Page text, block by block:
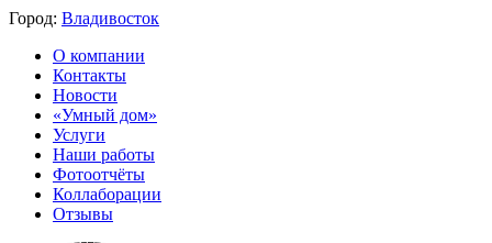
Город: Владивосток
О компании
Контакты
Новости
«Умный дом»
Услуги
Наши работы
Фотоотчёты
Коллаборации
Отзывы